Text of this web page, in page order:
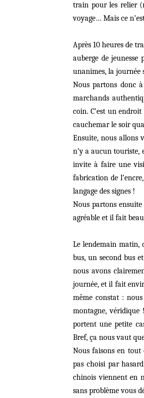
train pour les relier
voyage… Mais ce
Après 10 heures de
auberge de
unanimes, la journée
Nous partons donc
marchands
coin. C’est un
cauchemar le soir
Ensuite, nous allons
n’y a aucun touriste,
invite à faire une
fabrication de
langage des signes !
Nous partons
agréable et il fait
Le lendemain matin,
bus, un second bus
nous avons
journée, et il fait
même constat :
montagne, véridique
portent une petite
Bref, ça nous vaut
Nous faisons en tout
pas choisi par
chinois viennent en
sans problème vous